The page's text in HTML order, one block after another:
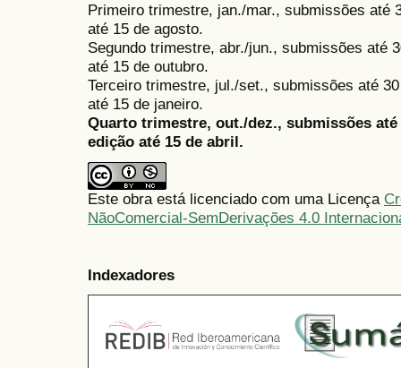
Primeiro trimestre, jan./mar., submissões até
até 15 de agosto.
Segundo trimestre, abr./jun., submissões até
até 15 de outubro.
Terceiro trimestre, jul./set., submissões até
até 15 de janeiro.
Quarto trimestre, out./dez., submissões
edição até 15 de abril.
Este obra está licenciado com uma Licença
NãoComercial-SemDerivações 4.0
Indexadores